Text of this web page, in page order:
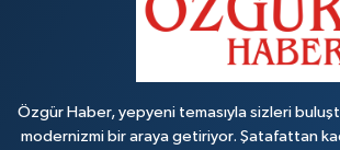
Özgür Haber, yepyeni temasıyla sizleri
modernizmi bir araya getiriyor. Şatafattan